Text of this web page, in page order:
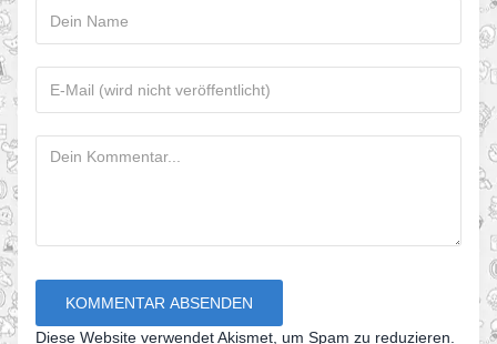
Diese Website verwendet Akismet, um Spam zu reduzieren.